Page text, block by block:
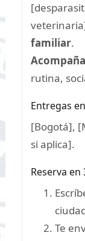
familiar.
rutina,
Entregas en
[Bogotá],
si aplica].
Reserva en
Te